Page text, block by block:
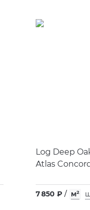
Log Deep
Atlas
7 850 ₽ / м²